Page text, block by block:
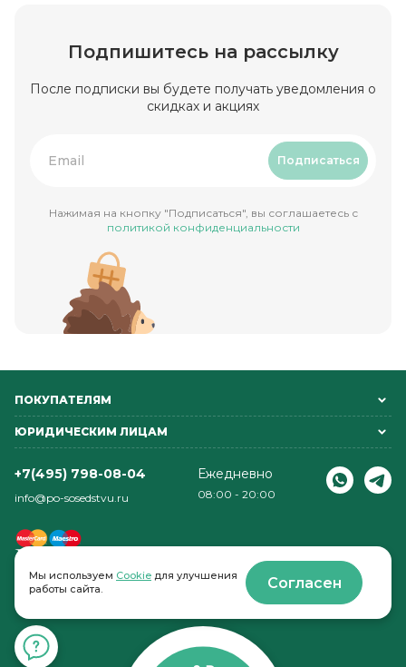
Подпишитесь на рассылку
После подписки вы будете получать уведомления о
скидках и акциях
Подписаться
Нажимая на кнопку "Подписаться", вы соглашаетесь с
политикой конфиденциальности
ПОКУПАТЕЛЯМ
ЮРИДИЧЕСКИМ ЛИЦАМ
+7(495) 798-08-04
info@po-sosedstvu.ru
Ежедневно
08:00 - 20:00
© 2022-2026 . По соседству
Мы используем Cookie для улучшения
работы сайта.
Согласен